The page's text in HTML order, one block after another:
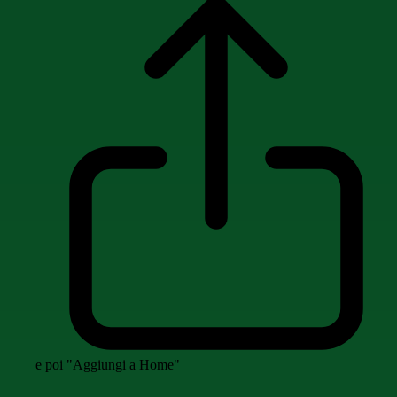
e poi "Aggiungi a Home"